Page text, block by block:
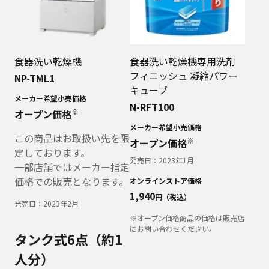
食器洗い乾燥機
NP-TML1
メーカー希望小売価格
オープン価格※
この商品はお取扱い先を限
定しております。
一部店舗ではメーカー指定
価格での販売となります。
発売日： 2023年2月
タンク式6点（約1
人分）
食器洗い乾燥機専用洗剤
フィニッシュ 凝縮パワー
キューブ
N-RFT100
メーカー希望小売価格
オープン価格※
発売日： 2023年1月
オンラインストア価格
1,940円（税込）
※オープン価格商品の価格は販売店
にお問い合わせください。